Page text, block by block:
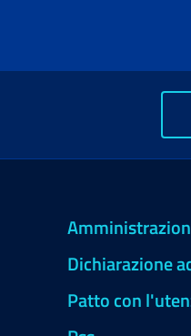
Dichiarazione
Patto con